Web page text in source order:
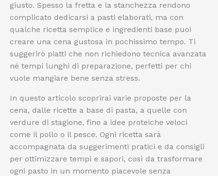
giusto. Spesso la fretta e la stanchezza rendono
complicato dedicarsi a pasti elaborati, ma con
qualche ricetta semplice e ingredienti base puoi
creare una cena gustosa in pochissimo tempo. Ti
suggerirò piatti che non richiedono tecnica avanzata
né tempi lunghi di preparazione, perfetti per chi
vuole mangiare bene senza stress.
In questo articolo scoprirai varie proposte per la
cena, dalle ricette a base di pasta, a quelle con
verdure di stagione, fino a idee proteiche veloci
come il pollo o il pesce. Ogni ricetta sarà
accompagnata da suggerimenti pratici e da consigli
per ottimizzare tempi e sapori, così da trasformare
ogni pasto in un momento piacevole senza